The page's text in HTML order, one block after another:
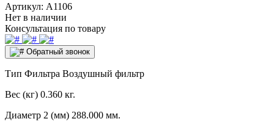
Артикул: A1106
Нет в наличии
Консультация по товару
Обратный звонок
Тип Фильтра Воздушный фильтр
Вес (кг) 0.360 кг.
Диаметр 2 (мм) 288.000 мм.